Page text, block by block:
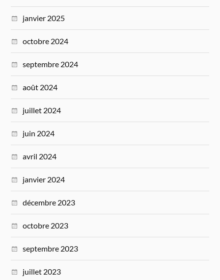
janvier 2025
octobre 2024
septembre 2024
août 2024
juillet 2024
juin 2024
avril 2024
janvier 2024
décembre 2023
octobre 2023
septembre 2023
juillet 2023